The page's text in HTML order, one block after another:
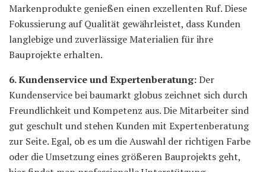
Markenprodukte genießen einen exzellenten Ruf. Diese
Fokussierung auf Qualität gewährleistet, dass Kunden
langlebige und zuverlässige Materialien für ihre
Bauprojekte erhalten.
6. Kundenservice und Expertenberatung:Der
Kundenservice bei baumarkt globus zeichnet sich durch
Freundlichkeit und Kompetenz aus. Die Mitarbeiter sind
gut geschult und stehen Kunden mit Expertenberatung
zur Seite. Egal, ob es um die Auswahl der richtigen Farbe
oder die Umsetzung eines größeren Bauprojekts geht,